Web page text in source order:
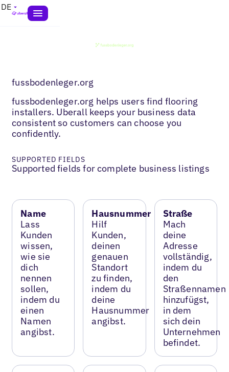
DE
fussbodenleger.org
fussbodenleger.org helps users find flooring
installers. Uberall keeps your business data
consistent so customers can choose you
confidently.
SUPPORTED FIELDS
Supported fields for complete business listings
Name
Lass
Kunden
wissen,
wie sie
dich
nennen
sollen,
indem du
einen
Namen
angibst.
Hausnummer
Hilf
Kunden,
deinen
genauen
Standort
zu finden,
indem du
deine
Hausnummer
angibst.
Straße
Mach
deine
Adresse
vollständig,
indem du
den
Straßennamen
hinzufügst,
in dem
sich dein
Unternehmen
befindet.